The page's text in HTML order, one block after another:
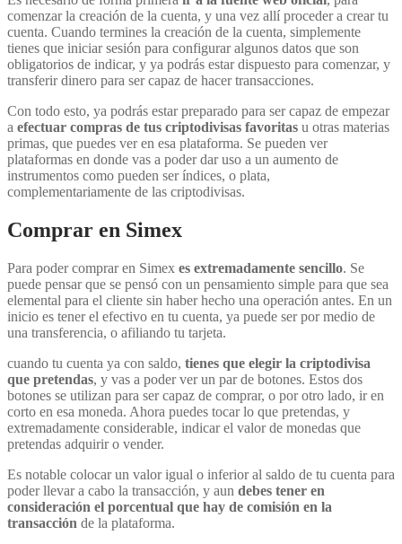
comenzar la creación de la cuenta, y una vez allí proceder a crear tu
cuenta. Cuando termines la creación de la cuenta, simplemente
tienes que iniciar sesión para configurar algunos datos que son
obligatorios de indicar, y ya podrás estar dispuesto para comenzar, y
transferir dinero para ser capaz de hacer transacciones.
Con todo esto, ya podrás estar preparado para ser capaz de empezar
a efectuar compras de tus criptodivisas favoritas u otras materias
primas, que puedes ver en esa plataforma. Se pueden ver
plataformas en donde vas a poder dar uso a un aumento de
instrumentos como pueden ser índices, o plata,
complementariamente de las criptodivisas.
Comprar en Simex
Para poder comprar en Simex es extremadamente sencillo. Se
puede pensar que se pensó con un pensamiento simple para que sea
elemental para el cliente sin haber hecho una operación antes. En un
inicio es tener el efectivo en tu cuenta, ya puede ser por medio de
una transferencia, o afiliando tu tarjeta.
cuando tu cuenta ya con saldo, tienes que elegir la criptodivisa
que pretendas, y vas a poder ver un par de botones. Estos dos
botones se utilizan para ser capaz de comprar, o por otro lado, ir en
corto en esa moneda. Ahora puedes tocar lo que pretendas, y
extremadamente considerable, indicar el valor de monedas que
pretendas adquirir o vender.
Es notable colocar un valor igual o inferior al saldo de tu cuenta para
poder llevar a cabo la transacción, y aun debes tener en
consideración el porcentual que hay de comisión en la
transacción de la plataforma.